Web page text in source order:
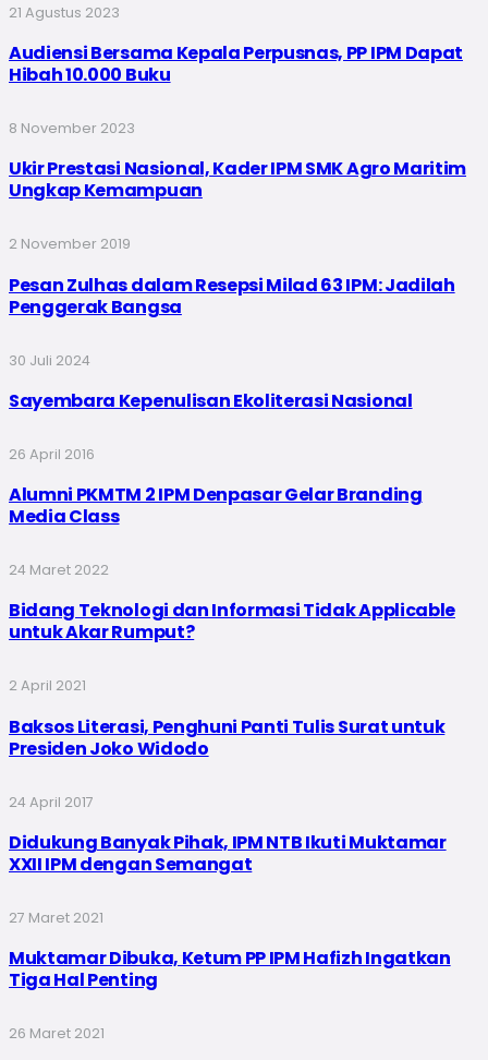
21 Agustus 2023
Audiensi Bersama Kepala Perpusnas, PP IPM Dapat
Hibah 10.000 Buku
8 November 2023
Ukir Prestasi Nasional, Kader IPM SMK Agro Maritim
Ungkap Kemampuan
2 November 2019
Pesan Zulhas dalam Resepsi Milad 63 IPM: Jadilah
Penggerak Bangsa
30 Juli 2024
Sayembara Kepenulisan Ekoliterasi Nasional
26 April 2016
Alumni PKMTM 2 IPM Denpasar Gelar Branding
Media Class
24 Maret 2022
Bidang Teknologi dan Informasi Tidak Applicable
untuk Akar Rumput?
2 April 2021
Baksos Literasi, Penghuni Panti Tulis Surat untuk
Presiden Joko Widodo
24 April 2017
Didukung Banyak Pihak, IPM NTB Ikuti Muktamar
XXII IPM dengan Semangat
27 Maret 2021
Muktamar Dibuka, Ketum PP IPM Hafizh Ingatkan
Tiga Hal Penting
26 Maret 2021